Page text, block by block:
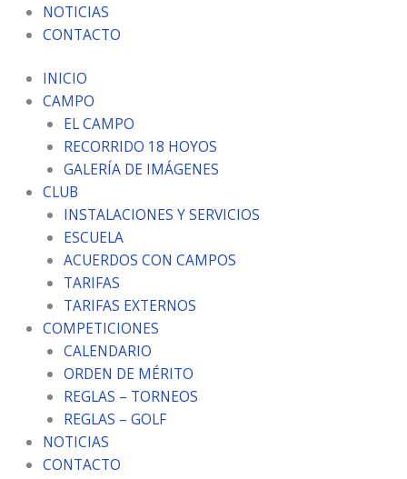
NOTICIAS
CONTACTO
INICIO
CAMPO
EL CAMPO
RECORRIDO 18 HOYOS
GALERÍA DE IMÁGENES
CLUB
INSTALACIONES Y SERVICIOS
ESCUELA
ACUERDOS CON CAMPOS
TARIFAS
TARIFAS EXTERNOS
COMPETICIONES
CALENDARIO
ORDEN DE MÉRITO
REGLAS – TORNEOS
REGLAS – GOLF
NOTICIAS
CONTACTO